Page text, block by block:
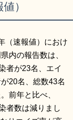
）
（速報値）におけ
内の報告数は、
者が23名、エイ
20名、総数43名
前年と比べ、
者数は減りまし